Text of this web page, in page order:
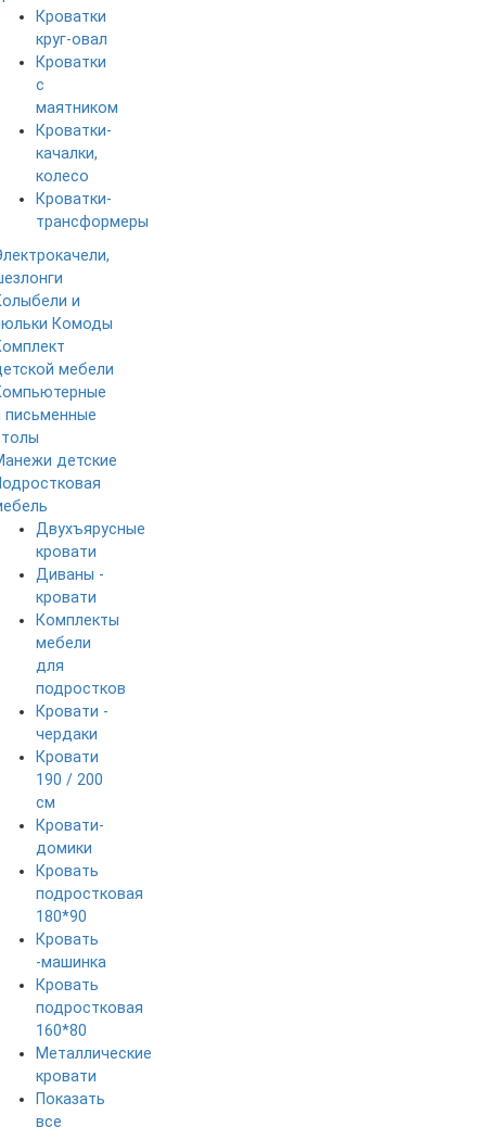
Кроватки
круг-овал
Кроватки
с
маятником
Кроватки-
качалки,
колесо
Кроватки-
трансформеры
и
Комоды
мебели
письменные
детские
Двухъярусные
кровати
Диваны -
кровати
Комплекты
мебели
для
подростков
Кровати -
чердаки
Кровати
190 / 200
см
Кровати-
домики
Кровать
подростковая
180*90
Кровать
-машинка
Кровать
подростковая
160*80
Металлические
кровати
Показать
все